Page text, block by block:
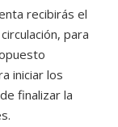
recibirás el
para
iniciar los
finalizar la